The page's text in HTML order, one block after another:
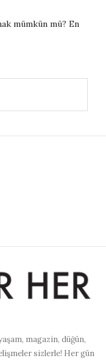
mümkün mü? En
magazin, düğün,
sizlerle! Her gün